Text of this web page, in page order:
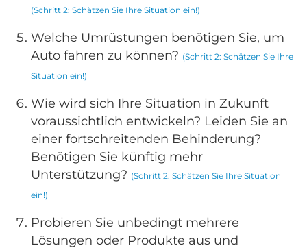
(Schritt 2: Schätzen Sie Ihre Situation ein!)
Welche Umrüstungen benötigen Sie, um
Auto fahren zu können? (Schritt 2: Schätzen Sie Ihre
Situation ein!)
Wie wird sich Ihre Situation in Zukunft
voraussichtlich entwickeln? Leiden Sie an
einer fortschreitenden Behinderung?
Benötigen Sie künftig mehr
Unterstützung? (Schritt 2: Schätzen Sie Ihre Situation
ein!)
Probieren Sie unbedingt mehrere
Lösungen oder Produkte aus und